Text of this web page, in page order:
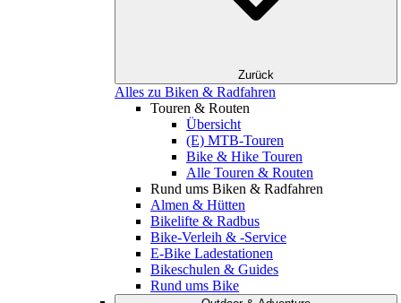
Zurück
Alles zu Biken & Radfahren
Touren & Routen
Übersicht
(E) MTB-Touren
Bike & Hike Touren
Alle Touren & Routen
Rund ums Biken & Radfahren
Almen & Hütten
Bikelifte & Radbus
Bike-Verleih & -Service
E-Bike Ladestationen
Bikeschulen & Guides
Rund ums Bike